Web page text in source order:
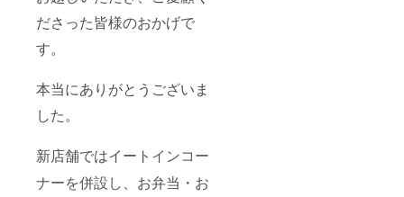
ださった皆様のおかげで
す。
本当にありがとうございま
した。
新店舗ではイート インコー
ナーを併設し
、お弁当・お